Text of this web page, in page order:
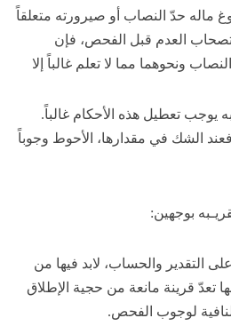
ماله حدّ النصاب أو صيرورته متعلقاً
العدم قبل الفحص، فإن
ونحوهما مما لا تعلم غالباً إلا
يوجب تعطيل هذه الأحكام غالباً.
الشك في مقدارها، الأحوط وجوباً
بوجهين:
على التقدير والحساب، لابد فيها من
تعدّ قرينة مانعة من حجية الإطلاق
لوجوب الفحص.